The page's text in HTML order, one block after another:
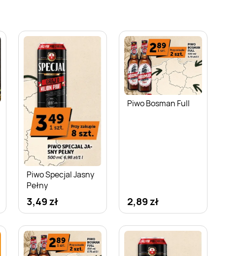
Piwo Specjal Jasny
Pełny
3,49 zł
Piwo Bosman Full
2,89 zł